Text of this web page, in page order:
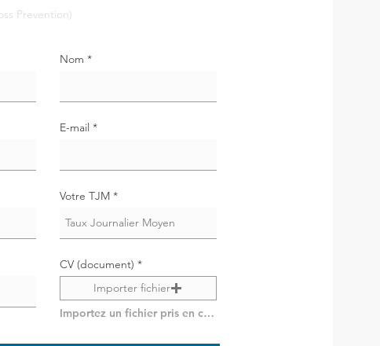
Nom
E-mail
Votre TJM
CV (document)
Importer fichier
Importez un fichier pris en charge (max. 15 Mo)